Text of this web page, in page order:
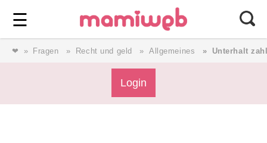
☰ ⎯ Wir lieben Familie ⎯
❤ Fragen Recht und geld Allgemeines Unterhalt
Login